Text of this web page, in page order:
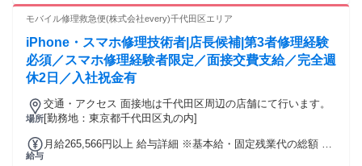
当あり（職能給・定額転送手当等）
験がなくても、 研修やOJTを通してイチから学べるので 安心
号・18歳以上（労働基準法））
モバイル修理救急便(株式会社every)千代田区エリア
iPhone・スマホ修理技術者|店長候補|第3者修理経験
必須／スマホ修理経験者限定／面接交費支給／完全週
休2日／入社祝金有
場所
交通・アクセス 面接地は千代田区周辺の店舗にて行います。
[勤務地：東京都千代田区丸の内]
給与
月給265,566円以上 給与詳細 ※基本給・固定残業代の総額 基